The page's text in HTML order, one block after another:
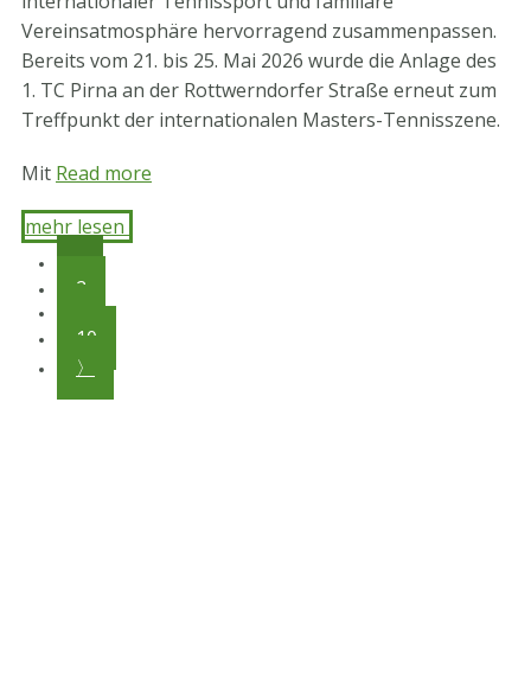
Vereinsatmosphäre hervorragend zusammenpassen.
Bereits vom 21. bis 25. Mai 2026 wurde die Anlage des
1. TC Pirna an der Rottwerndorfer Straße erneut zum
Treffpunkt der internationalen Masters-Tennisszene.
Mit Read more
mehr lesen ​
2
10
〉